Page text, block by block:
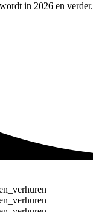
in 2026 en verder.